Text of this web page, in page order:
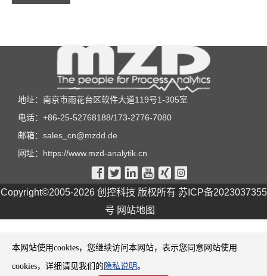
地址：南京市雨花台区软件大道119号1-305室
电话：+86-25-52768188/173-2776-7080
邮箱： sales_cn@mzdd.de
网址： https://www.mzd-analytik.cn
     
Copyright©2005-2026 创控科技 版权所有 苏ICP备2023037355
号 网站地图
本网站使用cookies，您继续访问本网站，表示您同意网站使用
cookies，详细请见我们的 隐私说明。